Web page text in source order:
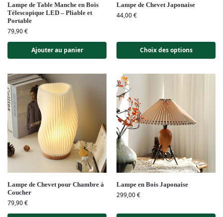
Lampe de Table Manche en Bois
Télescopique LED – Pliable et
Portable
79,90€
Ajouter au panier
Lampe de Chevet Japonaise
44,00€
Choix des options
Lampe de Chevet pour Chambre à
Coucher
79,90€
Lampe en Bois Japonaise
299,00€